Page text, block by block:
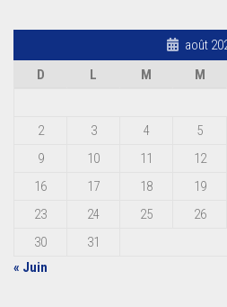
août
D
L M M
2
3 4 5
9
10 11 12
16
17 18 19
23
24 25 26
30
31
« Juin